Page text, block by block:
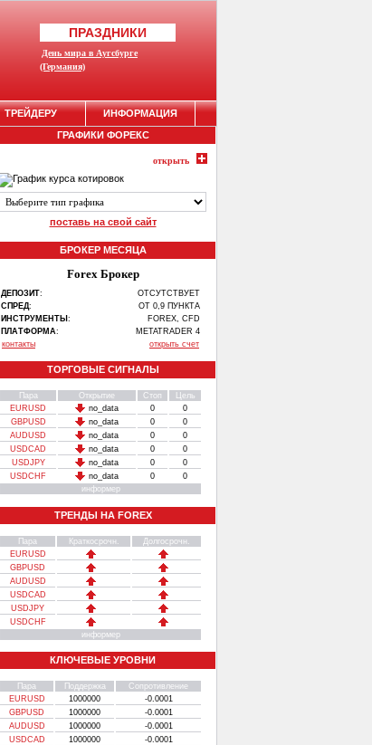
ГРАФИКИ ФОРЕКС
открыть
поставь на свой сайт
БРОКЕР МЕСЯЦА
Forex Брокер
ДЕПОЗИТ:
ОТСУТСТВУЕТ
СПРЕД:
ОТ 0,9 ПУНКТА
ИНСТРУМЕНТЫ :
FOREX, CFD
ПЛАТФОРМА:
METATRADER 4
контакты
открыть счет
ТОРГОВЫЕ СИГНАЛЫ
Пара Открытие Стоп
Цель
EURUSD
no_data 0
0
GBPUSD
no_data 0
0
AUDUSD
no_data 0
0
USDCAD
no_data 0
0
USDJPY
no_data 0
0
USDCHF
no_data 0
0
информер
ТРЕНДЫ НА FOREX
Пара Краткосрочн.
Долгосрочн.
EURUSD
GBPUSD
AUDUSD
USDCAD
USDJPY
USDCHF
информер
КЛЮЧЕВЫЕ УРОВНИ
Пара Поддержка
Сопротивление
EURUSD
1000000
-0.0001
GBPUSD
1000000
-0.0001
AUDUSD
1000000
-0.0001
USDCAD
1000000
-0.0001
ПРАЗДНИКИ
День мира в Аугсбурге
(Германия)
ТРЕЙДЕРУ ИНФОРМАЦИЯ